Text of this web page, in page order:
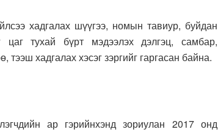
хадгалах шүүгээ, номын тавиур, буйдан
тухай бүрт мэдээлэх дэлгэц, самбар,
хадгалах хэсэг зэргийг гаргасан байна.
ар гэрийнхэнд зориулан 2017 онд